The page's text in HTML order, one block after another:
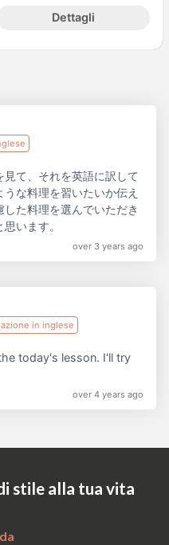
Dettagli
て、それを英語に訳して
な料理を習いたいか伝え
た料理を選んでいただき
います。
over 3 years ago
in inglese
today's lesson. I'll try
over 4 years ago
stile alla tua vita